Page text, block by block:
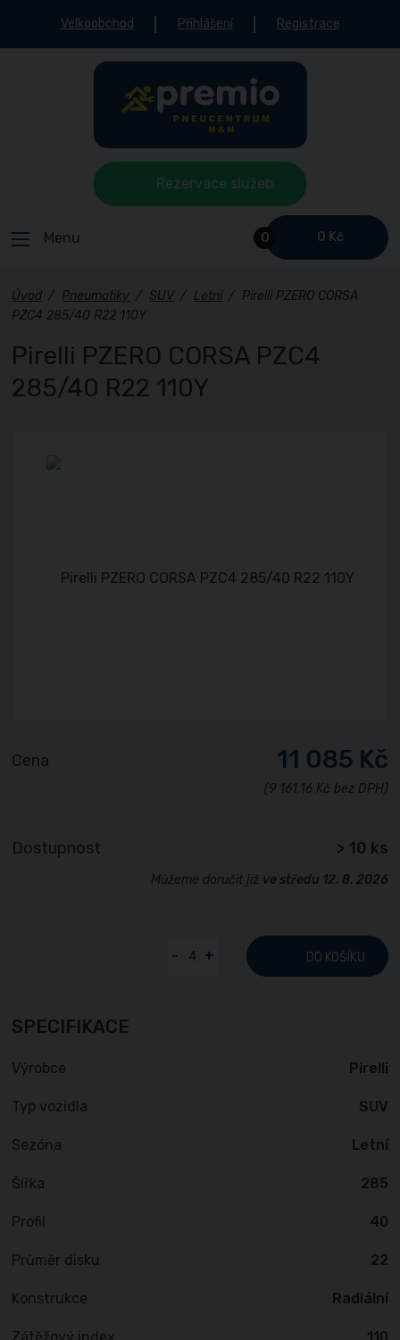
Velkoobchod Přihlášení Registrace
0 0 Kč
Menu
Rezervace služeb
Úvod / Pneumatiky / SUV / Letní / Pirelli PZERO CORSA
PZC4 285/40 R22 110Y
Pirelli PZERO CORSA PZC4
285/40 R22 110Y
Cena 11 085 Kč
(9 161,16 Kč bez DPH)
Dostupnost > 10 ks
Můžeme doručit již ve středu 12. 8. 2026
- + DO KOŠÍKU
SPECIFIKACE
Výrobce Pirelli
Typ vozidla SUV
Sezóna Letní
Šířka 285
Profil 40
Průměr disku 22
Konstrukce Radiální